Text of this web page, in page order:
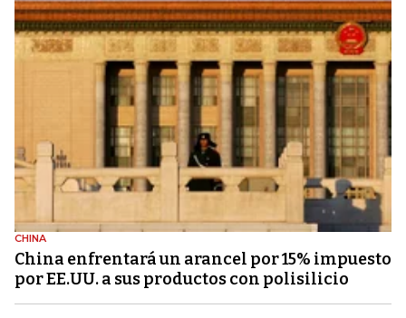
CHINA
China enfrentará un arancel por 15% impuesto
por EE.UU. a sus productos con polisilicio